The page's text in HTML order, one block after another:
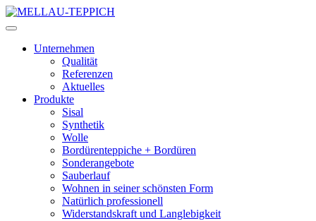
Unternehmen
Qualität
Referenzen
Aktuelles
Produkte
Sisal
Synthetik
Wolle
Bordürenteppiche + Bordüren
Sonderangebote
Sauberlauf
Wohnen in seiner schönsten Form
Natürlich professionell
Widerstandskraft und Langlebigkeit